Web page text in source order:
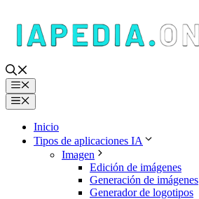
contenido
Menú
Menú
Inicio
Tipos de aplicaciones IA
Imagen
Edición de imágenes
Generación de imágenes
Generador de logotipos